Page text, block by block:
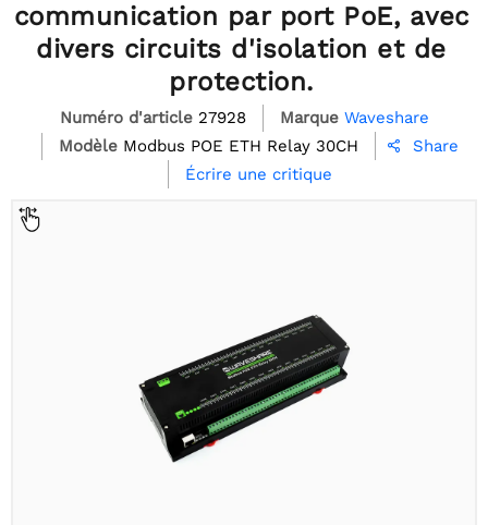
communication par port PoE, avec
divers circuits d'isolation et de
protection.
Numéro d'article 27928 Marque Waveshare
Modèle Modbus POE ETH Relay 30CH 
Share
Écrire une critique